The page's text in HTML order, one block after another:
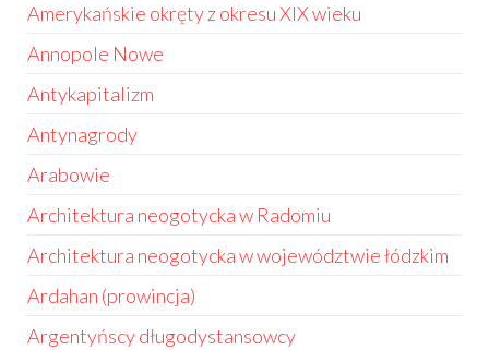
Amerykańskie okręty z okresu XIX wieku
Annopole Nowe
Antykapitalizm
Antynagrody
Arabowie
Architektura neogotycka w Radomiu
Architektura neogotycka w województwie łódzkim
Ardahan (prowincja)
Argentyńscy długodystansowcy